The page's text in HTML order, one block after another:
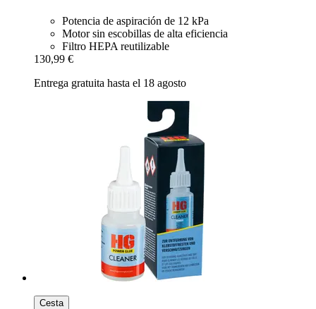
Potencia de aspiración de 12 kPa
Motor sin escobillas de alta eficiencia
Filtro HEPA reutilizable
130,99 €
Entrega gratuita hasta el 18 agosto
Cesta